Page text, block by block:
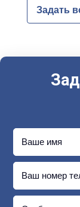
Задать
Ваше имя
Ваш номер